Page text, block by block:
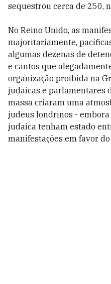
sequestrou cerca de 250,
No Reino Unido, as
majoritariamente,
algumas dezenas de
e cantos que
organização proibida na
judaicas e parlamentares
massa criaram uma
judeus londrinos -
judaica tenham estado
manifestações em favor